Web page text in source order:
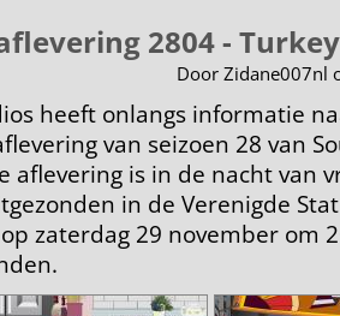
2804 -
Door Zidane007nl
heeft onlangs informatie
van seizoen 28 van
aflevering is in de nacht van
in de Verenigde
zaterdag 29 november om